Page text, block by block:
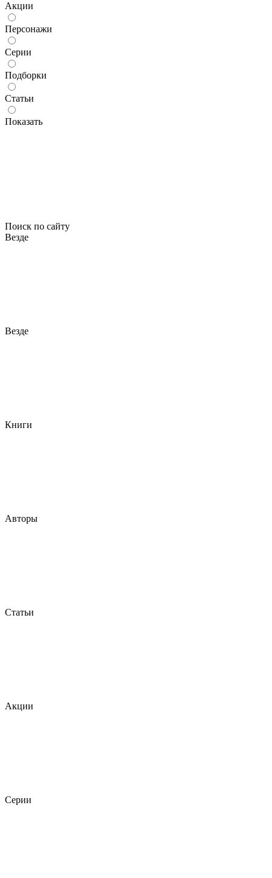
Акции
Персонажи
Серии
Подборки
Статьи
Показать
Поиск по сайту
Везде
Везде
Книги
Авторы
Статьи
Акции
Серии